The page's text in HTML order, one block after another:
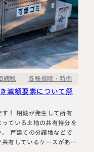
務所
0017
大阪市北区角田町8番47号
ランドビル20階
続税 各種控除・特例
減額要素について解
て所有
ている土地の共有持分を
で
有しているケースがあり